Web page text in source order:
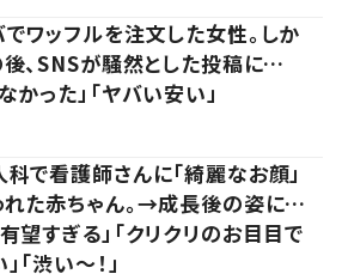
ワッフルを注文した女性。しか
後、SNSが騒然とした投稿に…
かった」「ヤバい安い」
で看護師さんに「綺麗なお顔」
れた赤ちゃん。→成長後の姿に…
望すぎる」「クリクリのお目目で
「渋い～！」